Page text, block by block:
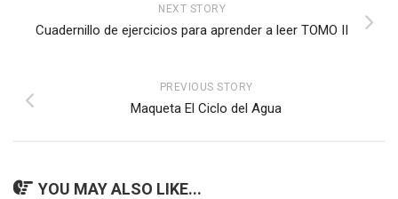
NEXT STORY
Cuadernillo de ejercicios para aprender a leer TOMO II
PREVIOUS STORY
Maqueta El Ciclo del Agua
YOU MAY ALSO LIKE...